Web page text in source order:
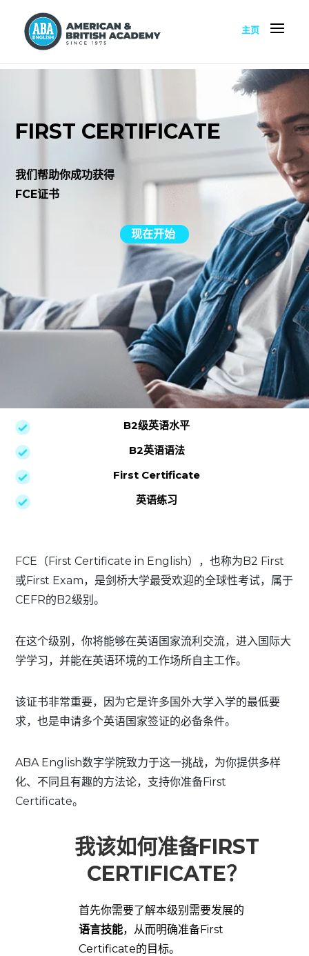
主页
FIRST CERTIFICATE
我们帮助你成功获得
FCE证书
现在开始
B2级英语水平
B2英语语法
First Certificate
英语练习
FCE（First Certificate in English），也称为B2 First
或First Exam，是剑桥大学最受欢迎的全球性考试，属于
CEFR的B2级别。
在这个级别，你将能够在英语国家流利交流，进入国际大
学学习，并能在英语环境的工作场所自主工作。
该证书非常重要，因为它是许多国外大学入学的最低要
求，也是申请多个英语国家签证的必备条件。
ABA English数字学院致力于这一挑战，为你提供多样
化、不同且有趣的方法论，支持你准备First
Certificate。
我该如何准备FIRST
CERTIFICATE？
首先你需要了解本级别需要发展的
语言技能，从而明确准备First
Certificate的目标。